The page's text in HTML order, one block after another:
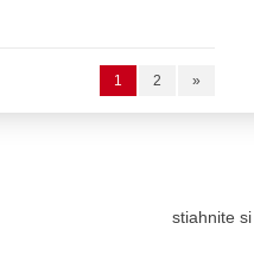
1 2 »
stiahnite